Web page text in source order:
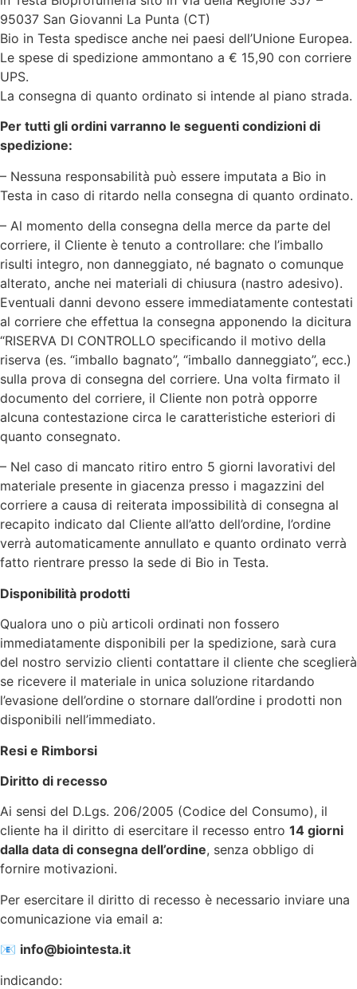
95037 San Giovanni La Punta (CT)
Bio in Testa spedisce anche nei paesi dell’Unione Europea.
Le spese di spedizione ammontano a € 15,90 con corriere
UPS.
La consegna di quanto ordinato si intende al piano strada.
Per tutti gli ordini varranno le seguenti condizioni di
spedizione:
– Nessuna responsabilità può essere imputata a Bio in
Testa in caso di ritardo nella consegna di quanto ordinato.
– Al momento della consegna della merce da parte del
corriere, il Cliente è tenuto a controllare: che l’imballo
risulti integro, non danneggiato, né bagnato o comunque
alterato, anche nei materiali di chiusura (nastro adesivo).
Eventuali danni devono essere immediatamente contestati
al corriere che effettua la consegna apponendo la dicitura
“RISERVA DI CONTROLLO specificando il motivo della
riserva (es. “imballo bagnato”, “imballo danneggiato”, ecc.)
sulla prova di consegna del corriere. Una volta firmato il
documento del corriere, il Cliente non potrà opporre
alcuna contestazione circa le caratteristiche esteriori di
quanto consegnato.
– Nel caso di mancato ritiro entro 5 giorni lavorativi del
materiale presente in giacenza presso i magazzini del
corriere a causa di reiterata impossibilità di consegna al
recapito indicato dal Cliente all’atto dell’ordine, l’ordine
verrà automaticamente annullato e quanto ordinato verrà
fatto rientrare presso la sede di Bio in Testa.
Disponibilità prodotti
Qualora uno o più articoli ordinati non fossero
immediatamente disponibili per la spedizione, sarà cura
del nostro servizio clienti contattare il cliente che sceglierà
se ricevere il materiale in unica soluzione ritardando
l’evasione dell’ordine o stornare dall’ordine i prodotti non
disponibili nell’immediato.
Resi e Rimborsi
Diritto di recesso
Ai sensi del D.Lgs. 206/2005 (Codice del Consumo), il
cliente ha il diritto di esercitare il recesso entro 14 giorni
dalla data di consegna dell’ordine, senza obbligo di
fornire motivazioni.
Per esercitare il diritto di recesso è necessario inviare una
comunicazione via email a:
📧 info@biointesta.it
indicando: